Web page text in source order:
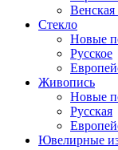
Венская
Стекло
Новые
Русское
Живопись
Новые
Русская
Ювелирные